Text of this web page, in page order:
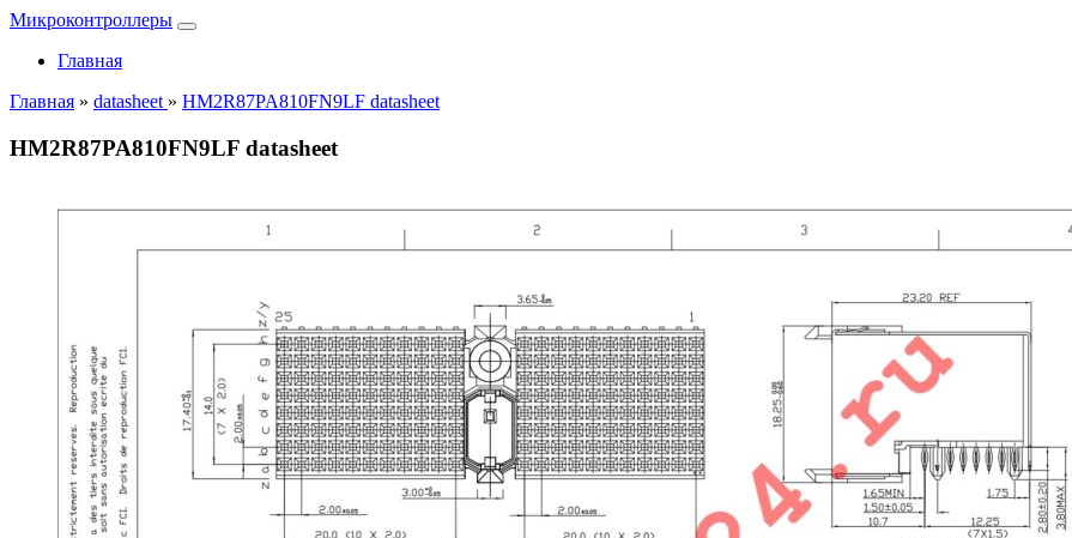
Микроконтроллеры
Главная
Главная » datasheet » HM2R87PA810FN9LF datasheet
HM2R87PA810FN9LF datasheet